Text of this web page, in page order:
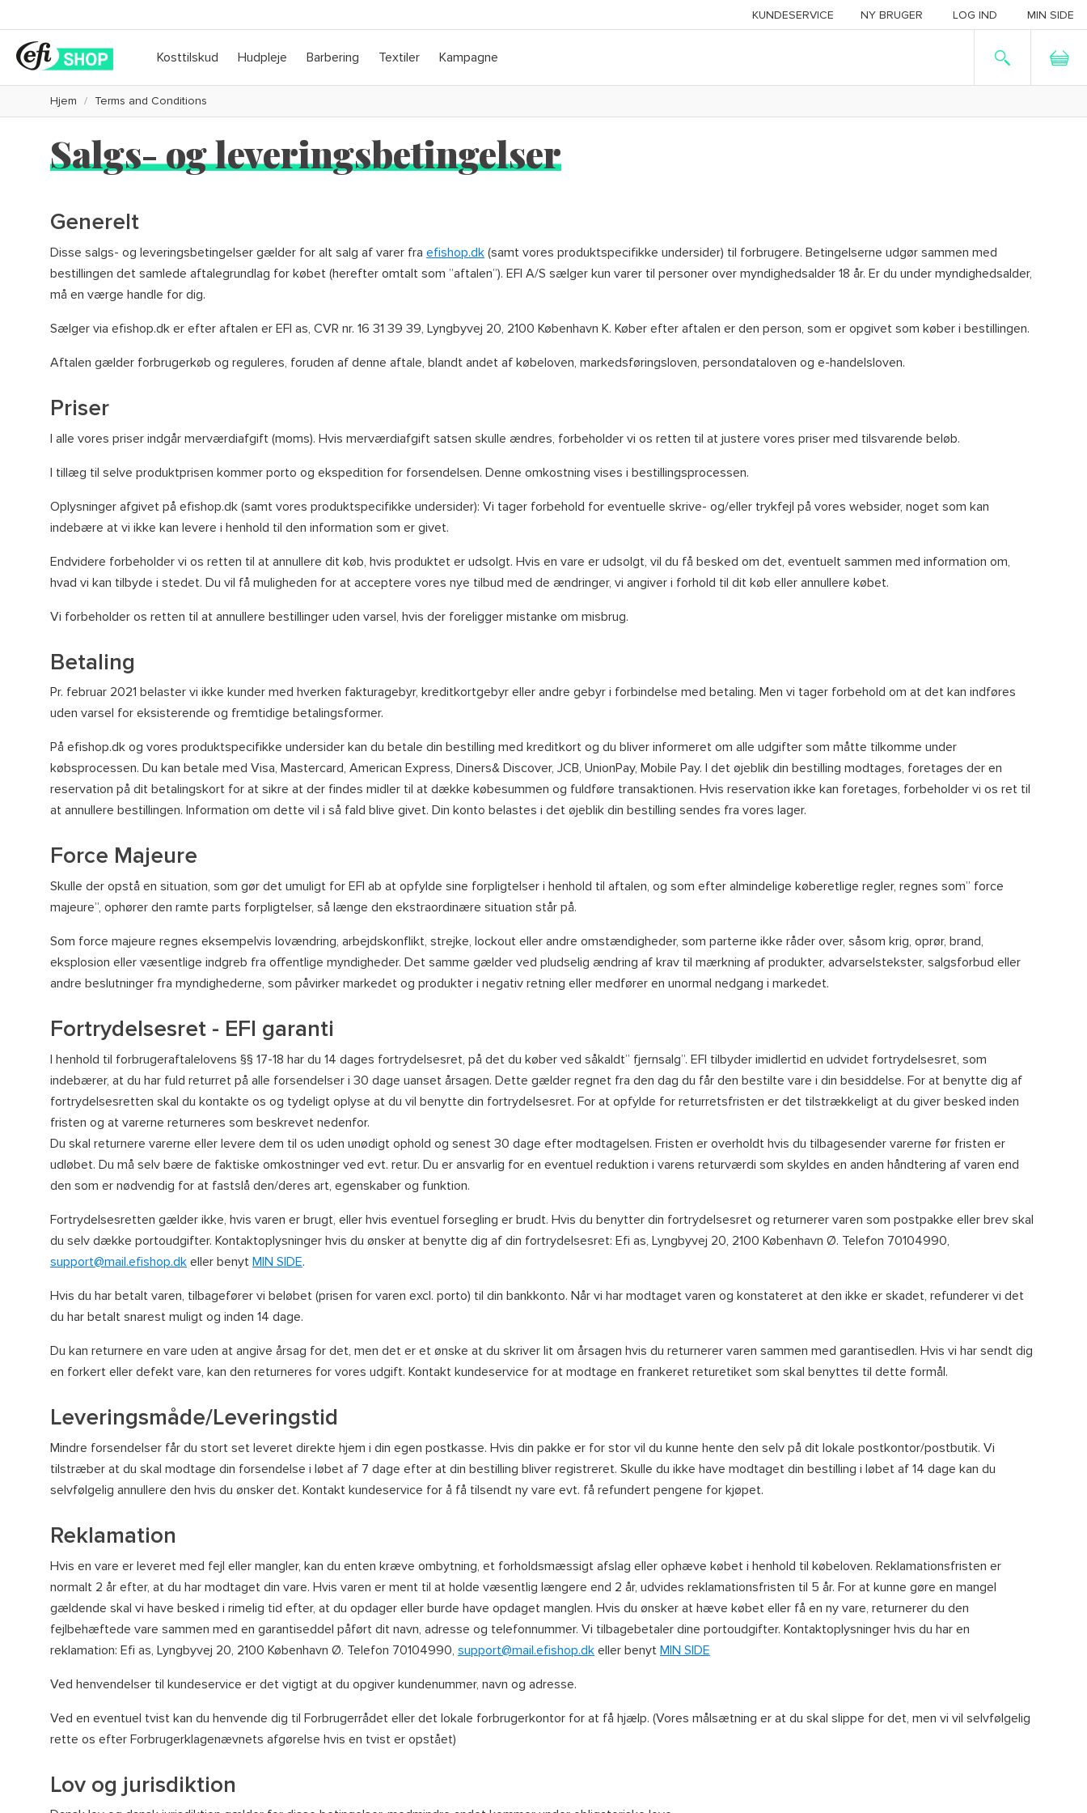
KUNDESERVICE NY BRUGER LOG IND MIN SIDE
Kosttilskud Hudpleje Barbering Textiler Kampagne
Hjem Terms and Conditions
Salgs- og leveringsbetingelser
Generelt
Disse salgs- og leveringsbetingelser gælder for alt salg af varer fra efishop.dk (samt vores produktspecifikke undersider) til forbrugere. Betingelserne udgør sammen med
bestillingen det samlede aftalegrundlag for købet (herefter omtalt som ”aftalen”). EFI A/S sælger kun varer til personer over myndighedsalder 18 år. Er du under myndighedsalder,
må en værge handle for dig.
Sælger via efishop.dk er efter aftalen er EFI as, CVR nr. 16 31 39 39, Lyngbyvej 20, 2100 København K. Køber efter aftalen er den person, som er opgivet som køber i bestillingen.
Aftalen gælder forbrugerkøb og reguleres, foruden af denne aftale, blandt andet af købeloven, markedsføringsloven, persondataloven og e-handelsloven.
Priser
I alle vores priser indgår merværdiafgift (moms). Hvis merværdiafgift satsen skulle ændres, forbeholder vi os retten til at justere vores priser med tilsvarende beløb.
I tillæg til selve produktprisen kommer porto og ekspedition for forsendelsen. Denne omkostning vises i bestillingsprocessen.
Oplysninger afgivet på efishop.dk (samt vores produktspecifikke undersider): Vi tager forbehold for eventuelle skrive- og/eller trykfejl på vores websider, noget som kan
indebære at vi ikke kan levere i henhold til den information som er givet.
Endvidere forbeholder vi os retten til at annullere dit køb, hvis produktet er udsolgt. Hvis en vare er udsolgt, vil du få besked om det, eventuelt sammen med information om,
hvad vi kan tilbyde i stedet. Du vil få muligheden for at acceptere vores nye tilbud med de ændringer, vi angiver i forhold til dit køb eller annullere købet.
Vi forbeholder os retten til at annullere bestillinger uden varsel, hvis der foreligger mistanke om misbrug.
Betaling
Pr. februar 2021 belaster vi ikke kunder med hverken fakturagebyr, kreditkortgebyr eller andre gebyr i forbindelse med betaling. Men vi tager forbehold om at det kan indføres
uden varsel for eksisterende og fremtidige betalingsformer.
På efishop.dk og vores produktspecifikke undersider kan du betale din bestilling med kreditkort og du bliver informeret om alle udgifter som måtte tilkomme under
købsprocessen. Du kan betale med Visa, Mastercard, American Express, Diners& Discover, JCB, UnionPay, Mobile Pay. I det øjeblik din bestilling modtages, foretages der en
reservation på dit betalingskort for at sikre at der findes midler til at dække købesummen og fuldføre transaktionen. Hvis reservation ikke kan foretages, forbeholder vi os ret til
at annullere bestillingen. Information om dette vil i så fald blive givet. Din konto belastes i det øjeblik din bestilling sendes fra vores lager.
Force Majeure
Skulle der opstå en situation, som gør det umuligt for EFI ab at opfylde sine forpligtelser i henhold til aftalen, og som efter almindelige køberetlige regler, regnes som” force
majeure”, ophører den ramte parts forpligtelser, så længe den ekstraordinære situation står på.
Som force majeure regnes eksempelvis lovændring, arbejdskonflikt, strejke, lockout eller andre omstændigheder, som parterne ikke råder over, såsom krig, oprør, brand,
eksplosion eller væsentlige indgreb fra offentlige myndigheder. Det samme gælder ved pludselig ændring af krav til mærkning af produkter, advarselstekster, salgsforbud eller
andre beslutninger fra myndighederne, som påvirker markedet og produkter i negativ retning eller medfører en unormal nedgang i markedet.
Fortrydelsesret - EFI garanti
I henhold til forbrugeraftalelovens §§ 17-18 har du 14 dages fortrydelsesret, på det du køber ved såkaldt” fjernsalg”. EFI tilbyder imidlertid en udvidet fortrydelsesret, som
indebærer, at du har fuld returret på alle forsendelser i 30 dage uanset årsagen. Dette gælder regnet fra den dag du får den bestilte vare i din besiddelse. For at benytte dig af
fortrydelsesretten skal du kontakte os og tydeligt oplyse at du vil benytte din fortrydelsesret. For at opfylde for returretsfristen er det tilstrækkeligt at du giver besked inden
fristen og at varerne returneres som beskrevet nedenfor.
Du skal returnere varerne eller levere dem til os uden unødigt ophold og senest 30 dage efter modtagelsen. Fristen er overholdt hvis du tilbagesender varerne før fristen er
udløbet. Du må selv bære de faktiske omkostninger ved evt. retur. Du er ansvarlig for en eventuel reduktion i varens returværdi som skyldes en anden håndtering af varen end
den som er nødvendig for at fastslå den/deres art, egenskaber og funktion.
Fortrydelsesretten gælder ikke, hvis varen er brugt, eller hvis eventuel forsegling er brudt. Hvis du benytter din fortrydelsesret og returnerer varen som postpakke eller brev skal
du selv dække portoudgifter. Kontaktoplysninger hvis du ønsker at benytte dig af din fortrydelsesret: Efi as, Lyngbyvej 20, 2100 København Ø. Telefon 70104990,
support@mail.efishop.dk eller benyt MIN SIDE.
Hvis du har betalt varen, tilbagefører vi beløbet (prisen for varen excl. porto) til din bankkonto. Når vi har modtaget varen og konstateret at den ikke er skadet, refunderer vi det
du har betalt snarest muligt og inden 14 dage.
Du kan returnere en vare uden at angive årsag for det, men det er et ønske at du skriver lit om årsagen hvis du returnerer varen sammen med garantisedlen. Hvis vi har sendt dig
en forkert eller defekt vare, kan den returneres for vores udgift. Kontakt kundeservice for at modtage en frankeret returetiket som skal benyttes til dette formål.
Leveringsmåde/Leveringstid
Mindre forsendelser får du stort set leveret direkte hjem i din egen postkasse. Hvis din pakke er for stor vil du kunne hente den selv på dit lokale postkontor/postbutik. Vi
tilstræber at du skal modtage din forsendelse i løbet af 7 dage efter at din bestilling bliver registreret. Skulle du ikke have modtaget din bestilling i løbet af 14 dage kan du
selvfølgelig annullere den hvis du ønsker det. Kontakt kundeservice for å få tilsendt ny vare evt. få refundert pengene for kjøpet.
Reklamation
Hvis en vare er leveret med fejl eller mangler, kan du enten kræve ombytning, et forholdsmæssigt afslag eller ophæve købet i henhold til købeloven. Reklamationsfristen er
normalt 2 år efter, at du har modtaget din vare. Hvis varen er ment til at holde væsentlig længere end 2 år, udvides reklamationsfristen til 5 år. For at kunne gøre en mangel
gældende skal vi have besked i rimelig tid efter, at du opdager eller burde have opdaget manglen. Hvis du ønsker at hæve købet eller få en ny vare, returnerer du den
fejlbehæftede vare sammen med en garantiseddel påført dit navn, adresse og telefonnummer. Vi tilbagebetaler dine portoudgifter. Kontaktoplysninger hvis du har en
reklamation: Efi as, Lyngbyvej 20, 2100 København Ø. Telefon 70104990, support@mail.efishop.dk eller benyt MIN SIDE
Ved henvendelser til kundeservice er det vigtigt at du opgiver kundenummer, navn og adresse.
Ved en eventuel tvist kan du henvende dig til Forbrugerrådet eller det lokale forbrugerkontor for at få hjælp. (Vores målsætning er at du skal slippe for det, men vi vil selvfølgelig
rette os efter Forbrugerklagenævnets afgørelse hvis en tvist er opstået)
Lov og jurisdiktion